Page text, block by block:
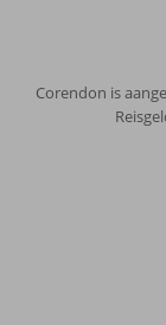
Corendon is